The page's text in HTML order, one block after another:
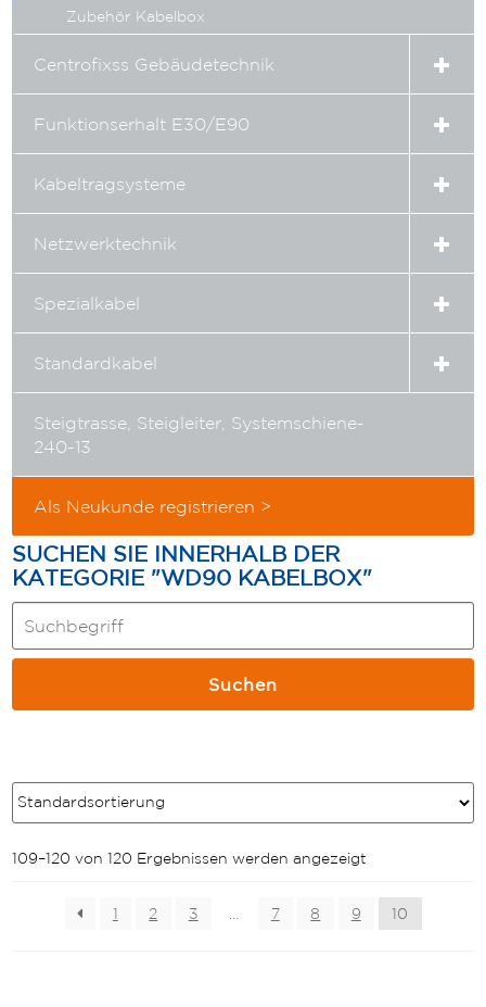
SUCHEN SIE INNERHALB DER
KATEGORIE "WD90 KABELBOX"
innerhalb
der
Suchen
109–120 von 120 Ergebnissen werden angezeigt
1 2 3 7 8 9 10
Zubehör Kabelbox
Centrofixss Gebäudetechnik
Funktionserhalt E30/E90
Kabeltragsysteme
Netzwerktechnik
Spezialkabel
Standardkabel
Steigtrasse, Steigleiter, Systemschiene-
240-13
Als Neukunde registrieren >